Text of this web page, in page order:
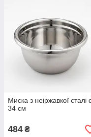
Миска з неіржавкої сталі
34 см
484 ₴